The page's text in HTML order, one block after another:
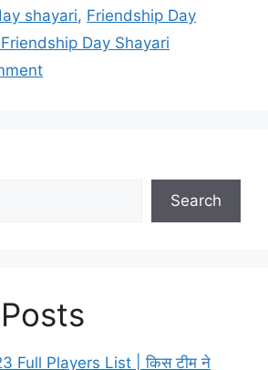
shayari, Friendship Day
Day Shayari
Search
Full Players List | किस टीम ने